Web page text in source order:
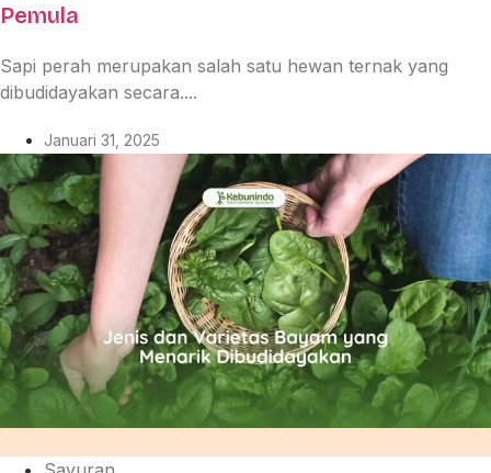
Pemula
Sapi perah merupakan salah satu hewan ternak yang
dibudidayakan secara....
Januari 31, 2025